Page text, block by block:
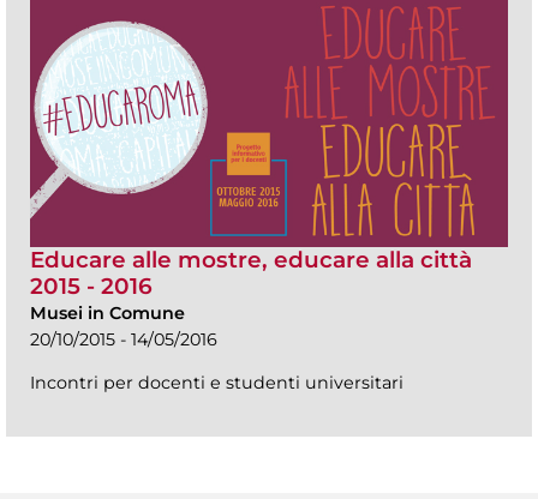
Educare alle mostre, educare alla città
2015 - 2016
Musei in Comune
20/10/2015 - 14/05/2016
Incontri per docenti e studenti universitari